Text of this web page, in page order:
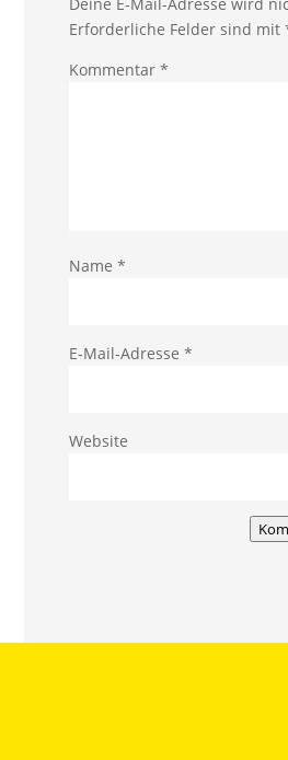
Erforderliche Felder sind mit
Kommentar *
Name *
E-Mail-Adresse *
Website